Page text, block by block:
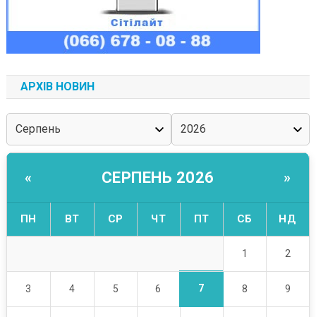
АРХІВ НОВИН
« СЕРПЕНЬ 2026 »
ПН ВТ СР ЧТ ПТ СБ НД
1 2
3 4 5 6 7 8 9